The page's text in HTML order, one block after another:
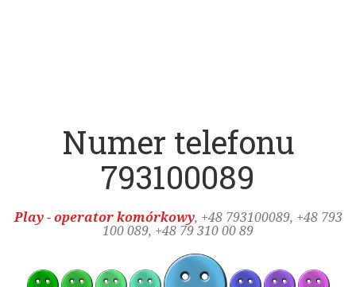
Numer telefonu
793100089
Play - operator komórkowy, +48 793100089, +48 793
100 089, +48 79 310 00 89